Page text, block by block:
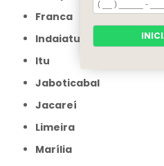
Franca
Indaiatuba
Itu
Jaboticabal
Jacareí
Limeira
Marília